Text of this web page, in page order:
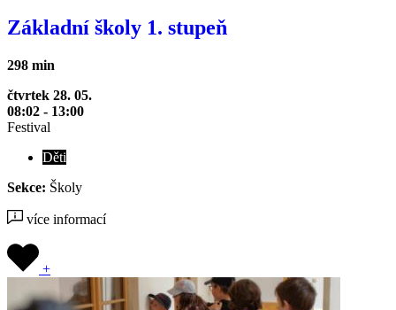
Základní školy 1. stupeň
298 min
čtvrtek 28. 05.
08:02 - 13:00
Festival
Děti
Sekce: Školy
více informací
+